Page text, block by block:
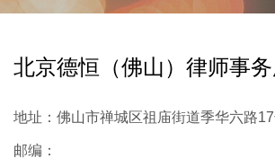
北京德恒（佛山）律师事
地址： 佛山市禅城区祖庙街道季华六路
邮编：